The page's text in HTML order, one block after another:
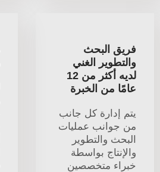
فريق البحث
والتطوير الغني
لديه أكثر من 12
عامًا من الخبرة
يتم إدارة كل جانب
من جوانب عمليات
البحث والتطوير
والإنتاج بواسطة
خبراء متخصصين